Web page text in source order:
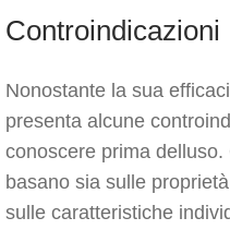
Controindicazioni
Nonostante la sua
presenta alcune
conoscere prima
basano sia sulle
sulle caratteristiche